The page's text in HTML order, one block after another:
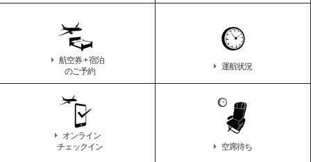
航空券 + 宿泊
のご予約
運航状況
オンライン
チェックイン
空席待ち